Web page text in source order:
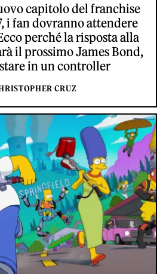
capitolo del franchise
i fan dovranno attendere
perché la risposta alla
il prossimo James Bond,
in un controller
CRUZ